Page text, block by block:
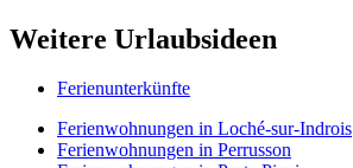
Weitere Urlaubsideen
Ferienunterkünfte
Ferienwohnungen in Loché-sur-Indrois
Ferienwohnungen in Perrusson